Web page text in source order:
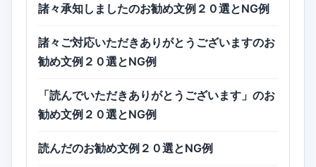
諸々承知しましたのお勧め文例２０選とNG例
諸々ご対応いただきありがとうございますのお
勧め文例２０選とNG例
「読んでいただきありがとうございます」のお
勧め文例２０選とNG例
読んだのお勧め文例２０選とNG例